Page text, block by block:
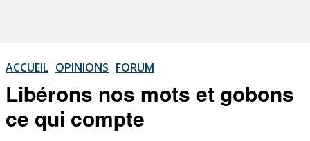
ACCUEIL OPINIONS FORUM
Libérons nos mots et gobons
ce qui compte